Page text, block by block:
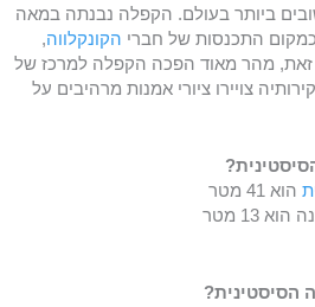
ביותר בעולם. הקפלה נבנתה במאה
הקונקלווה,
זאת, מהר מאוד הפכה הקפלה למרכז של
צויירו ציורי אמנות מרהיבים על
הוא 41 מטר
13 מטר
הסיסטינית?